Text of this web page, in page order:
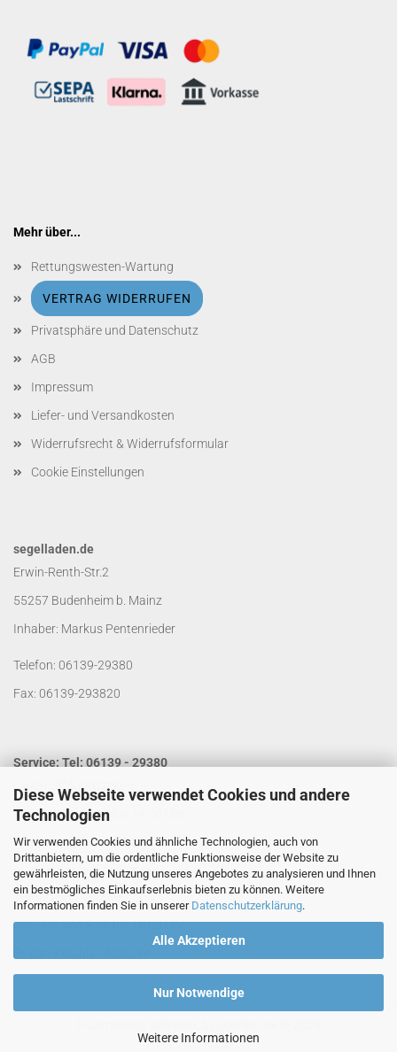
Diese Webseite verwendet Cookies und andere
Technologien
Wir verwenden Cookies und ähnliche Technologien, auch von
Drittanbietern, um die ordentliche Funktionsweise der Website zu
gewährleisten, die Nutzung unseres Angebotes zu analysieren und Ihnen
ein bestmögliches Einkaufserlebnis bieten zu können. Weitere
Informationen finden Sie in unserer Datenschutzerklärung.
Alle Akzeptieren
Nur Notwendige
Weitere Informationen
Mehr über...
Rettungswesten-Wartung
VERTRAG WIDERRUFEN
Privatsphäre und Datenschutz
AGB
Impressum
Liefer- und Versandkosten
Widerrufsrecht & Widerrufsformular
Cookie Einstellungen
segelladen.de
Erwin-Renth-Str.2
55257 Budenheim b. Mainz
Inhaber: Markus Pentenrieder
Telefon: 06139-29380
Fax: 06139-293820
Service: Tel: 06139 - 29380
Laden Öffnungszeiten:
Mo. - Do. von 9:00 bis 14:00 Uhr
Fr. von 9:00 bis 13:00 Uhr
Kontakt per Email:info@segelladen.de
Telefon Servicezeiten:
Mo. - Do. von 9:00 bis 16:00 Uhr